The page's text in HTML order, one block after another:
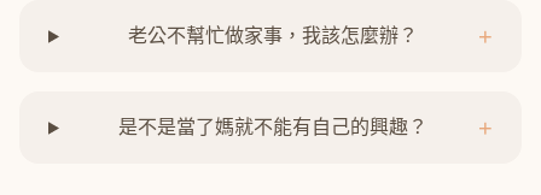
老公不幫忙做家事，我該怎麼辦？ +
是不是當了媽就不能有自己的興趣？ +